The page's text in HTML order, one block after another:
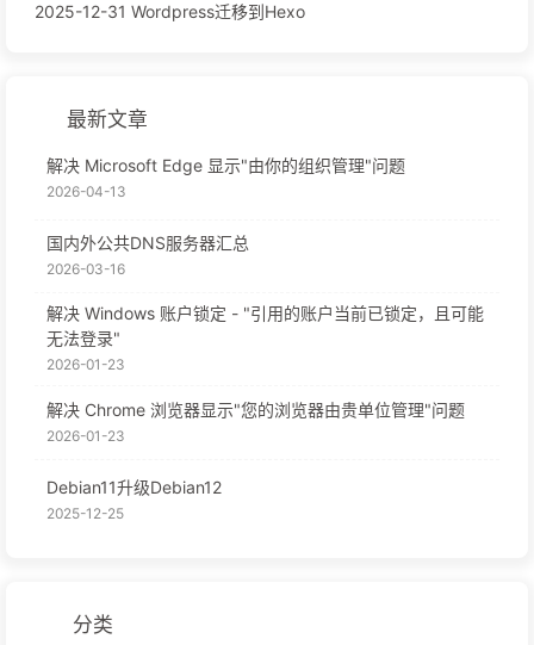
2025-12-31 Wordpress迁移到Hexo
最新文章
解决 Microsoft Edge 显示"由你的组织管理"问题
2026-04-13
国内外公共DNS服务器汇总
2026-03-16
解决 Windows 账户锁定 - "引用的账户当前已锁定，且可能
无法登录"
2026-01-23
解决 Chrome 浏览器显示"您的浏览器由贵单位管理"问题
2026-01-23
Debian11升级Debian12
2025-12-25
分类